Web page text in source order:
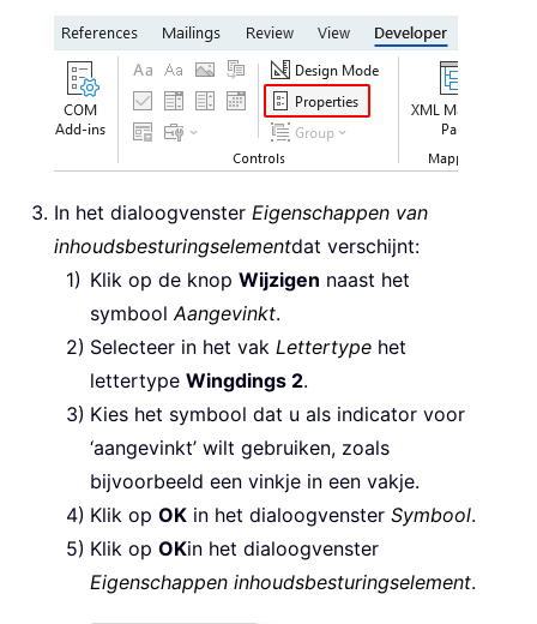
In het dialoogvenster Eigenschappen van
inhoudsbesturingselementdat verschijnt:
Klik op de knop Wijzigen naast het
symbool Aangevinkt.
Selecteer in het vak Lettertype het
lettertype Wingdings 2.
Kies het symbool dat u als indicator voor
‘aangevinkt’ wilt gebruiken, zoals
bijvoorbeeld een vinkje in een vakje.
Klik op OK in het dialoogvenster Symbool.
Klik op OKin het dialoogvenster
Eigenschappen inhoudsbesturingselement.